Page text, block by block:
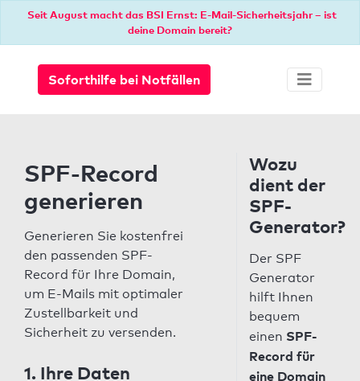
Seit August macht das BSI Ernst: E-Mail-Sicherheitsjahr – ist
deine Domain bereit?
Soforthilfe bei Notfällen
SPF-Record
generieren
Generieren Sie kostenfrei
den passenden SPF-
Record für Ihre Domain,
um E-Mails mit optimaler
Zustellbarkeit und
Sicherheit zu versenden.
1. Ihre Daten
Wozu
dient der
SPF-
Generator?
Der SPF
Generator
hilft Ihnen
bequem
einen SPF-
Record für
eine Domain